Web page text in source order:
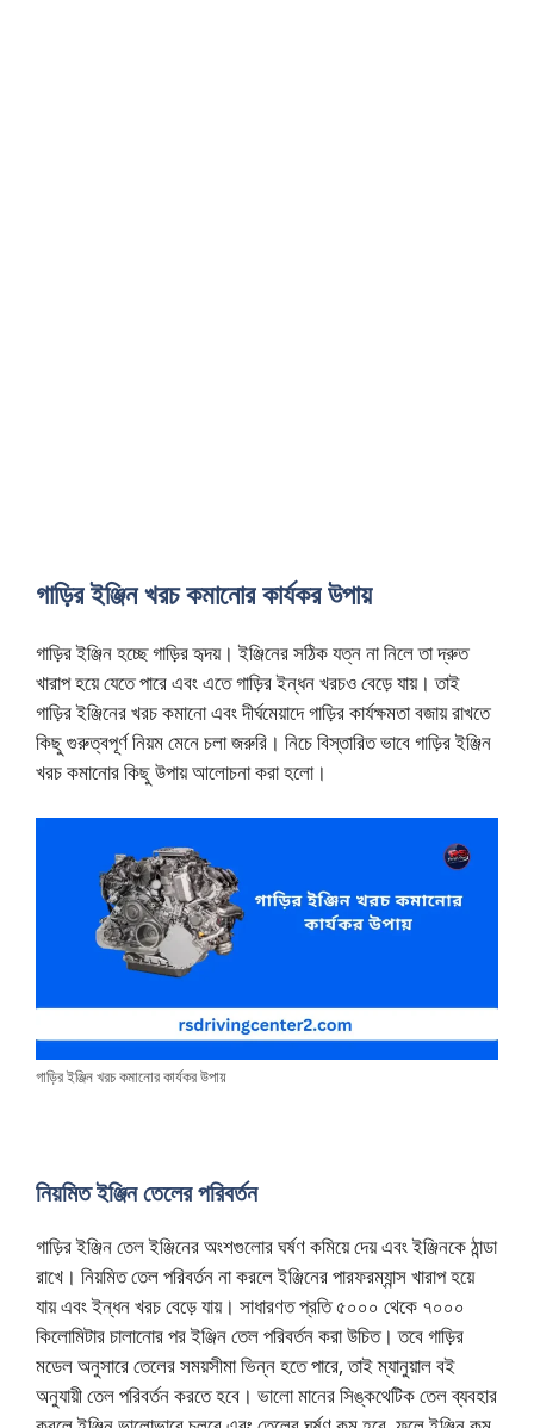
গাড়ির ইঞ্জিন খরচ কমানোর কার্যকর উপায়
গাড়ির ইঞ্জিন হচ্ছে গাড়ির হৃদয়। ইঞ্জিনের সঠিক যত্ন না নিলে তা দ্রুত
খারাপ হয়ে যেতে পারে এবং এতে গাড়ির ইন্ধন খরচও বেড়ে যায়। তাই
গাড়ির ইঞ্জিনের খরচ কমানো এবং দীর্ঘমেয়াদে গাড়ির কার্যক্ষমতা বজায় রাখতে
কিছু গুরুত্বপূর্ণ নিয়ম মেনে চলা জরুরি। নিচে বিস্তারিত ভাবে গাড়ির ইঞ্জিন
খরচ কমানোর কিছু উপায় আলোচনা করা হলো।
গাড়ির ইঞ্জিন খরচ কমানোর কার্যকর উপায়
নিয়মিত ইঞ্জিন তেলের পরিবর্তন
গাড়ির ইঞ্জিন তেল ইঞ্জিনের অংশগুলোর ঘর্ষণ কমিয়ে দেয় এবং ইঞ্জিনকে ঠান্ডা
রাখে। নিয়মিত তেল পরিবর্তন না করলে ইঞ্জিনের পারফরম্যান্স খারাপ হয়ে
যায় এবং ইন্ধন খরচ বেড়ে যায়। সাধারণত প্রতি ৫০০০ থেকে ৭০০০
কিলোমিটার চালানোর পর ইঞ্জিন তেল পরিবর্তন করা উচিত। তবে গাড়ির
মডেল অনুসারে তেলের সময়সীমা ভিন্ন হতে পারে, তাই ম্যানুয়াল বই
অনুযায়ী তেল পরিবর্তন করতে হবে। ভালো মানের সিঙ্কথেটিক তেল ব্যবহার